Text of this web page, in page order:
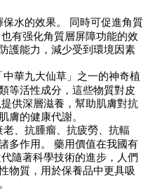
水的效果。 同時可促進角質
有强化角質層屏障功能的效
護能力，減少受到環境因素
華九大仙草」之一的神奇植
等活性成分，這些物質對皮
供深層滋養，幫助肌膚對抗
膚的健康代謝。
、抗腫瘤、抗疲勞、抗輻
多作用。 藥用價值在我國有
隨著科學技術的進步，人們
物質，用於保養品中更具吸